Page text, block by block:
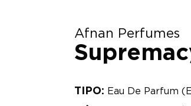
Afnan Perfumes
TIPO: Eau De Parfum